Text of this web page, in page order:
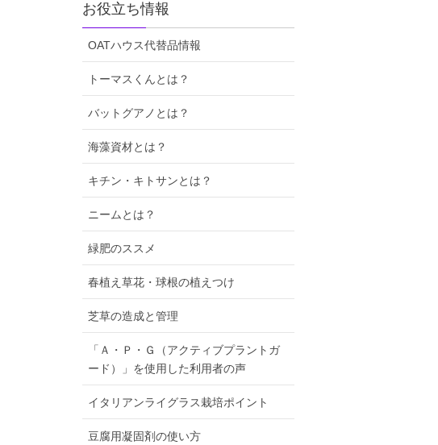
お役立ち情報
OATハウス代替品情報
トーマスくんとは？
バットグアノとは？
海藻資材とは？
キチン・キトサンとは？
ニームとは？
緑肥のススメ
春植え草花・球根の植えつけ
芝草の造成と管理
「Ａ・Ｐ・Ｇ（アクティブプラントガ
ード）」を使用した利用者の声
イタリアンライグラス栽培ポイント
豆腐用凝固剤の使い方